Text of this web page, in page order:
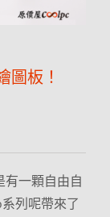
圖板！
有一顆自由自
列呢帶來了